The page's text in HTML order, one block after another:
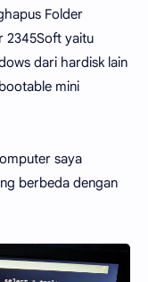
Folder
2345Soft yaitu
dari hardisk lain
mini
saya
berbeda dengan